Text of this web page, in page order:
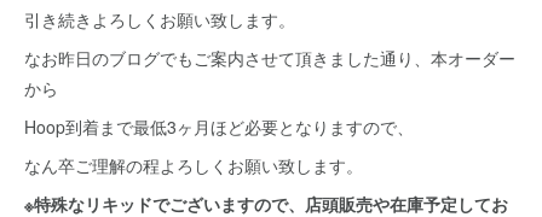
引き続きよろしくお願い致します。
なお昨日のブログでもご案内させて頂きました通り、本オーダー
から
Hoop到着まで最低3ヶ月ほど必要となりますので、
なん卒ご理解の程よろしくお願い致します。
※特殊なリキッドでございますので、店頭販売や在庫予定してお